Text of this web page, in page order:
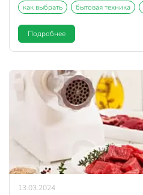
как выбрать бытовая техника
Подробнее
13.03.2024